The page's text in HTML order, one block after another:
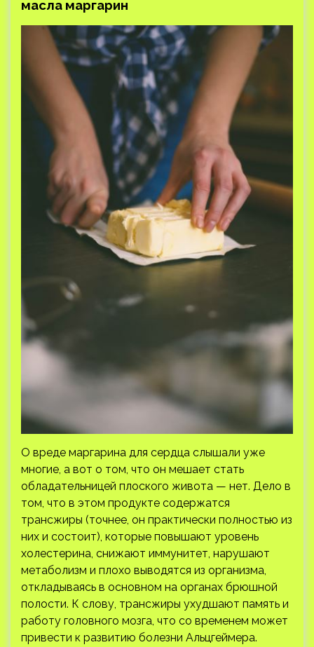
масла маргарин
О вреде маргарина для сердца слышали уже
многие, а вот о том, что он мешает стать
обладательницей плоского живота — нет. Дело в
том, что в этом продукте содержатся
трансжиры (точнее, он практически полностью из
них и состоит), которые повышают уровень
холестерина, снижают иммунитет, нарушают
метаболизм и плохо выводятся из организма,
откладываясь в основном на органах брюшной
полости. К слову, трансжиры ухудшают память и
работу головного мозга, что со временем может
привести к развитию болезни Альцгеймера.